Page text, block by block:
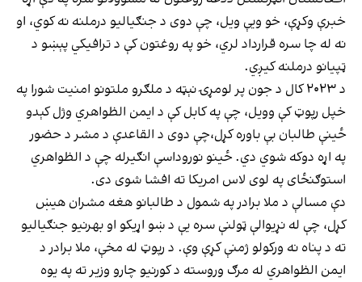
خبرې وکړې، خو ویې ویل، چې دوی د جنګیالیو درملنه نه کوي، او
نه له چا سره قرارداد لري، خو په روغتون کې د ترافیکي پېښو د
ټپیانو درملنه کیږي.
د ۲۰۲۳ کال د جون پر لومړۍ نېټه د ملګرو ملتونو امنیت شورا په
خپل رپوټ کې وویل، چې په کابل کې د ایمن الظواهري وژل کېدو
ځینې طالبان بې باوره کړل،چې دوی د القاعدې د مشر د حضور
په اړه دوکه شوي دي. ځینو نوروداسې انګیرله چې د الظواهري
استوګنځای په لوی لاس امریکا ته افشا شوی دی.
دې مسالې د ملا برادر په شمول د طالبانو هغه مشران هیښ
کړل، چې له نړیوالې ټولنې سره یې د ښو اړیکو او بهرنیو جنګیالیو
ته د پناه نه ورکولو ژمنې کړې وې. د رپوټ له مخې، ملا برادر د
ایمن الظواهري له مرګ وروسته د کورنیو چارو وزیر ته په یوه